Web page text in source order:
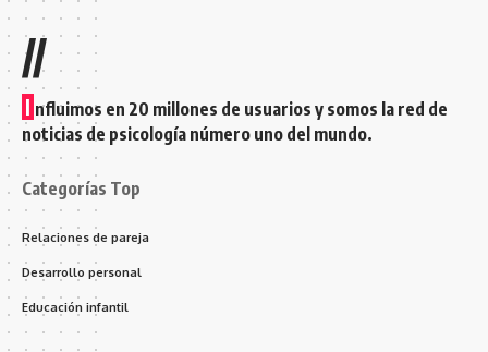
//
I nfluimos en 20 millones de usuarios y somos la red de
noticias de psicología número uno del mundo.
Categorías Top
Relaciones de pareja
Desarrollo personal
Educación infantil